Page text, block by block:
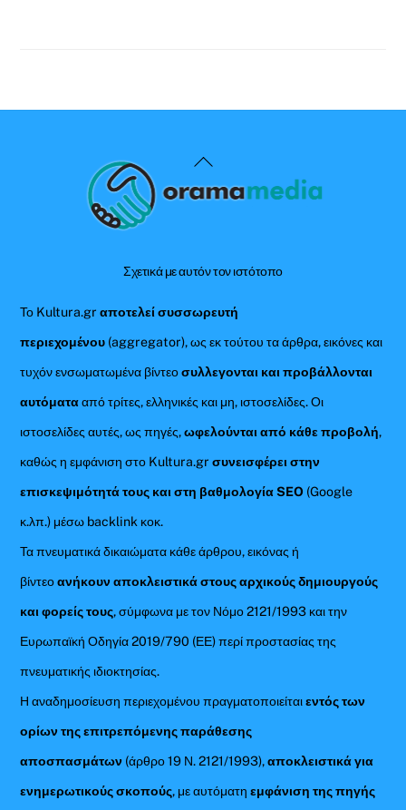
Back
To
Σχετικά με αυτόν τον ιστότοπο
Το Kultura.grαποτελεί συσσωρευτή
περιεχομένου (aggregator), ως εκ τούτου τα άρθρα, εικόνες και
τυχόν ενσωματωμένα βίντεοσυλλεγονται και προβάλλονται
αυτόματααπό τρίτες, ελληνικές και μη, ιστοσελίδες. Οι
ιστοσελίδες αυτές, ως πηγές,ωφελούνται από κάθε προβολή,
καθώς η εμφάνιση στο Kultura.gr συνεισφέρει στην
επισκεψιμότητά τους και στη βαθμολογία SEO (Google
κ.λπ.) μέσω backlink κοκ.
Τα πνευματικά δικαιώματα κάθε άρθρου, εικόνας ή
βίντεοανήκουν αποκλειστικά στους αρχικούς δημιουργούς
και φορείς τους, σύμφωνα με τον Νόμο 2121/1993 και την
Ευρωπαϊκή Οδηγία 2019/790 (ΕΕ) περί προστασίας της
πνευματικής ιδιοκτησίας.
Η αναδημοσίευση περιεχομένου πραγματοποιείταιεντός των
ορίων της επιτρεπόμενης παράθεσης
αποσπασμάτων (άρθρο 19 Ν. 2121/1993),αποκλειστικά για
ενημερωτικούς σκοπούς, με αυτόματηεμφάνιση της πηγής